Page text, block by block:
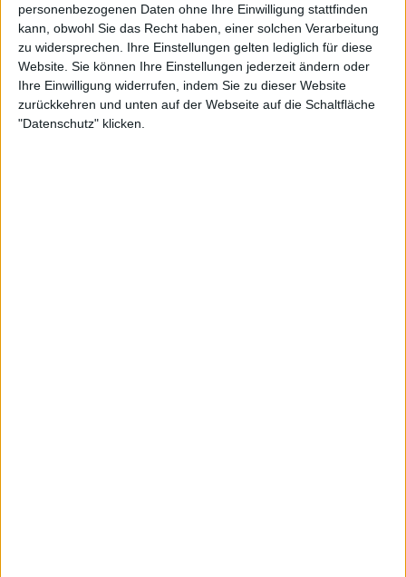
personenbezogenen Daten ohne Ihre Einwilligung stattfinden
kann, obwohl Sie das Recht haben, einer solchen Verarbeitung
zu widersprechen. Ihre Einstellungen gelten lediglich für diese
Website. Sie können Ihre Einstellungen jederzeit ändern oder
Ihre Einwilligung widerrufen, indem Sie zu dieser Website
zurückkehren und unten auf der Webseite auf die Schaltfläche
"Datenschutz" klicken.
Hand zum gemeinsamen Jammen mit der Band drückt.
Respekt, Mr. Wylde!
Eine zeitgenössische DVD-Veröffentlichung wäre aber
ohne Bonusmaterial nicht komplett und so findet sich auf
DVD 2 neben den Promo-Videos zu „Suicide Messiah“
(inkl. Making-Of), „In This River“ und „Fire It Up“ eine